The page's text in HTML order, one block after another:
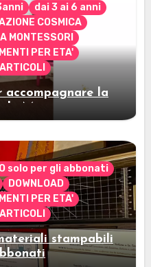
dai 3 ai 6 anni
COSMICA
MONTESSORI
PER ETA'
la
Montessori
solo per gli abbonati
DOWNLOAD
PER ETA'
stampabili